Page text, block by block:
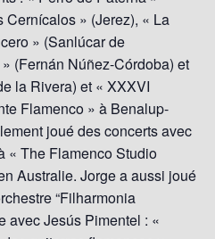
Cernícalos » (Jerez), « La
» (Sanlúcar de
(Fernán Núñez-Córdoba) et
la Rivera) et « XXXVI
Flamenco » à Benalup-
joué des concerts avec
« The Flamenco Studio
Australie. Jorge a aussi joué
“Filharmonia
avec Jesús Pimentel : «